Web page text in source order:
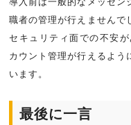
職者の管理が行えませんで
セキュリティ面での不安
カウント管理が行えるよう
います。
最後に一言